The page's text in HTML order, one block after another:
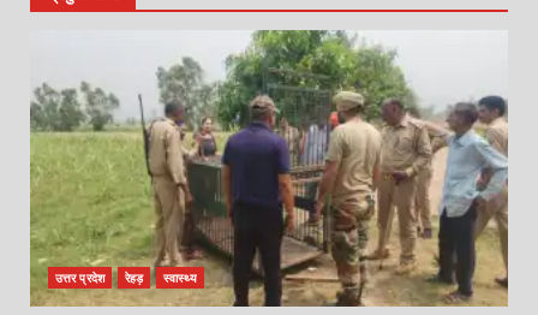
उत्तर प्रदेश रेहड़ स्वास्थ्य